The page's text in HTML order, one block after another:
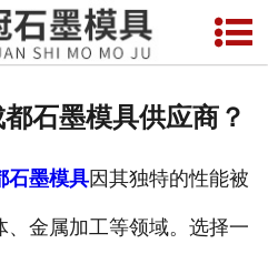
网站首页
石墨模具供应商？
石墨模具因其独特的性能被
、金属加工等领域。选择一